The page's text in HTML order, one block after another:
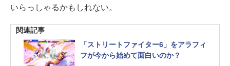
いらっしゃるかもしれない。
関連記事
「ストリートファイター6」をアラフィ
フが今から始めて面白いのか？